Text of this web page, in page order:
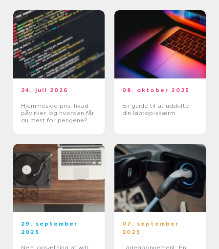
24. juli 2026
Hjemmeside pris: hvad
påvirker, og hvordan får
du mest for pengene?
08. oktober 2025
En guide til at udskifte
din laptop-skærm
29. september
2025
Nem opsætning af wifi:
07. september
2025
Ladeabonnement: En